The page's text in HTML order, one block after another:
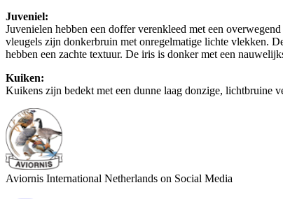
Juveniel:
Juvenielen hebben een doffer verenkleed met een
vleugels zijn donkerbruin met onregelmatige lichte vlekken.
hebben een zachte textuur. De iris is donker met een
Kuiken:
Kuikens zijn bedekt met een dunne laag donzige, lichtbruine
Aviornis International Netherlands on Social Media